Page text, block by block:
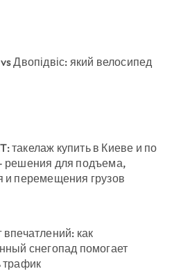
Двопідвіс: який велосипед
такелаж купить в Киеве и по
решения для подъема,
и перемещения грузов
впечатлений: как
снегопад помогает
трафик